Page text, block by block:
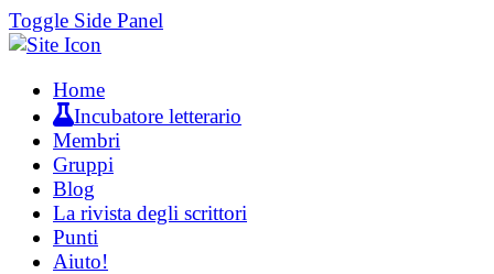
Toggle Side Panel
Home
Incubatore letterario
Membri
Gruppi
Blog
La rivista degli scrittori
Punti
Aiuto!